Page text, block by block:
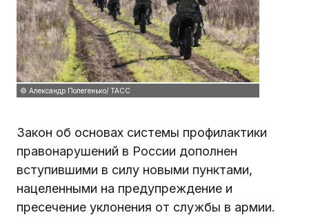
© Александр Полегенько/ ТАСС
Закон об основах системы профилактики
правонарушений в России дополнен
вступившими в силу новыми пунктами,
нацеленными на предупреждение и
пресечение уклонения от службы в армии.